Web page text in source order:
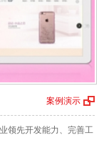
案例演示
领先开发能力、完善工